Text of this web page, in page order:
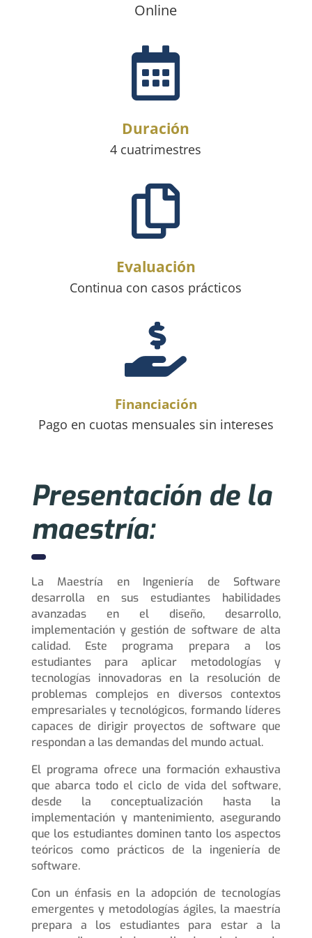
Online

Duración
4 cuatrimestres

Evaluación
Continua con casos prácticos

Financiación
Pago en cuotas mensuales sin intereses
Presentación de la
maestría:
La Maestría en Ingeniería de Software
desarrolla en sus estudiantes habilidades
avanzadas en el diseño, desarrollo,
implementación y gestión de software de alta
calidad. Este programa prepara a los
estudiantes para aplicar metodologías y
tecnologías innovadoras en la resolución de
problemas complejos en diversos contextos
empresariales y tecnológicos, formando líderes
capaces de dirigir proyectos de software que
respondan a las demandas del mundo actual.
El programa ofrece una formación exhaustiva
que abarca todo el ciclo de vida del software,
desde la conceptualización hasta la
implementación y mantenimiento, asegurando
que los estudiantes dominen tanto los aspectos
teóricos como prácticos de la ingeniería de
software.
Con un énfasis en la adopción de tecnologías
emergentes y metodologías ágiles, la maestría
prepara a los estudiantes para estar a la